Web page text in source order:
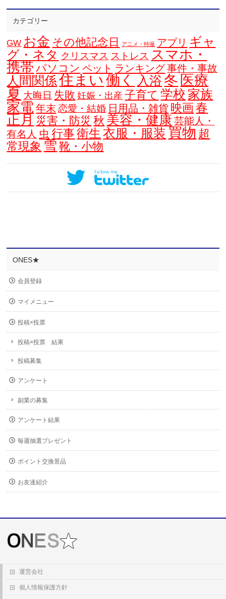
カテゴリー
GW お金 その他記念日 アニメ・特撮 アプリ ギャ
グ・ネタ クリスマス ストレス スマホ・
携帯 パソコン ペット ランキング事件・事故
人間関係住まい 働く 入浴 冬 医療
夏 大晦日 失敗 妊娠・出産 子育て 学校 家族
家電 年末 恋愛・結婚 日用品・雑貨 映画 春
正月 災害・防災 秋 美容・健康 芸能人・
有名人 虫 行事 衛生 衣服・服装 買物 超
常現象 雪 靴・小物
ONES★
会員登録
マイメニュー
投稿×投票
投稿×投票 結果
投稿募集
アンケート
副業の募集
アンケート結果
毎週抽選プレゼント
ポイント交換景品
お友達紹介
運営会社
個人情報保護方針